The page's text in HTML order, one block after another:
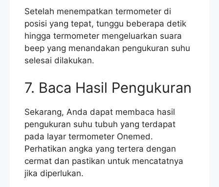
Setelah menempatkan termometer di
posisi yang tepat, tunggu beberapa detik
hingga termometer mengeluarkan suara
beep yang menandakan pengukuran suhu
selesai dilakukan.
7. Baca Hasil Pengukuran
Sekarang, Anda dapat membaca hasil
pengukuran suhu tubuh yang terdapat
pada layar termometer Onemed.
Perhatikan angka yang tertera dengan
cermat dan pastikan untuk mencatatnya
jika diperlukan.